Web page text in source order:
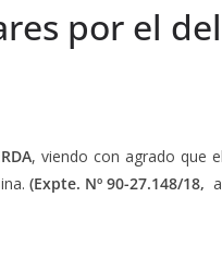
por el
, viendo con agrado que
(Expte. Nº 90-27.148/18,